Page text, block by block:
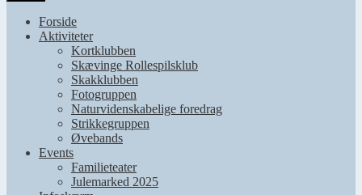
Forside
Aktiviteter
Kortklubben
Skævinge Rollespilsklub
Skakklubben
Fotogruppen
Naturvidenskabelige foredrag
Strikkegruppen
Øvebands
Events
Familieteater
Julemarked 2025